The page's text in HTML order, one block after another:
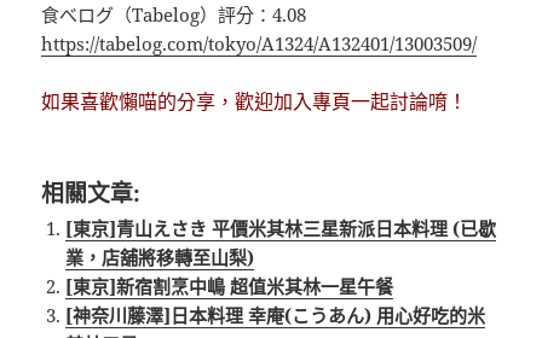
食べログ（Tabelog）評分：4.08
https://tabelog.com/tokyo/A1324/A132401/13003509/
如果喜歡懶喵的分享，歡迎加入專頁一起討論唷！
相關文章:
[東京]青山えさき 平價米其林三星新派日本料理 (已歇
業，店舖將移轉至山梨)
[東京]新宿割烹中嶋 超值米其林一星午餐
[神奈川藤澤]日本料理 幸庵(こうあん) 用心好吃的米